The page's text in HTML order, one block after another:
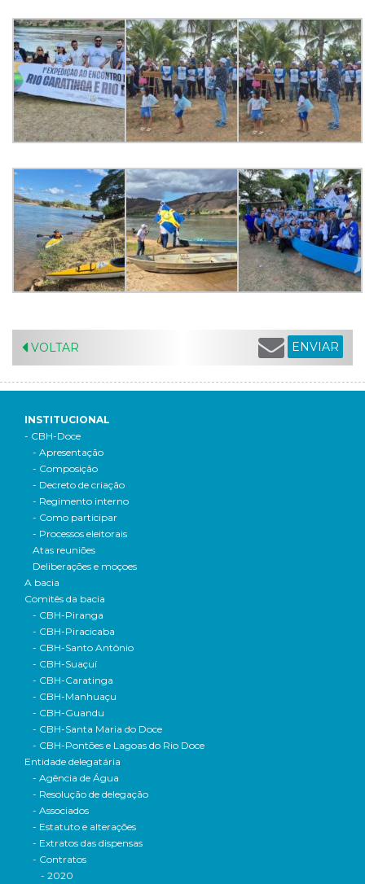
VOLTAR ENVIAR
INSTITUCIONAL
- CBH-Doce
- Apresentação
- Composição
- Decreto de criação
- Regimento interno
- Como participar
- Processos eleitorais
Atas reuniões
Deliberações e moçoes
A bacia
Comitês da bacia
- CBH-Piranga
- CBH-Piracicaba
- CBH-Santo Antônio
- CBH-Suaçuí
- CBH-Caratinga
- CBH-Manhuaçu
- CBH-Guandu
- CBH-Santa Maria do Doce
- CBH-Pontões e Lagoas do Rio Doce
Entidade delegatária
- Agência de Água
- Resolução de delegação
- Associados
- Estatuto e alterações
- Extratos das dispensas
- Contratos
- 2020